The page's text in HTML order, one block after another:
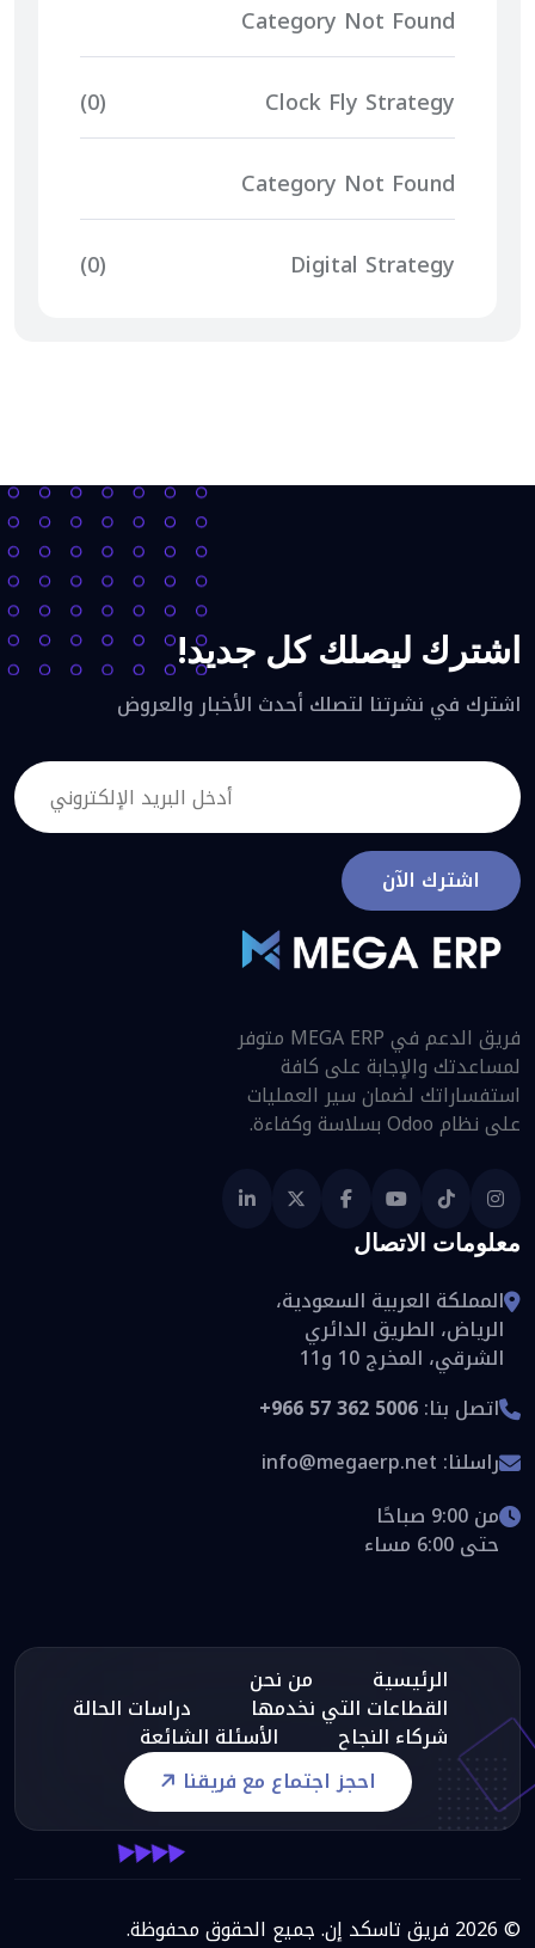
Category Not Found
Clock Fly Strategy
(0)
Category Not Found
Digital Strategy
(0)
اشترك ليصلك كل جديد!
اشترك في نشرتنا لتصلك أحدث الأخبار والعروض
اشترك الآن
فريق الدعم في MEGA ERP متوفر
لمساعدتك والإجابة على كافة
استفساراتك لضمان سير العمليات
على نظام Odoo بسلاسة وكفاءة.
معلومات الاتصال
المملكة العربية السعودية،
الرياض، الطريق الدائري
الشرقي، المخرج 10 و11
اتصل بنا:+966 57 362 5006
راسلنا: info@megaerp.net
من 9:00 صباحًا
حتى 6:00 مساء
الرئيسية من نحن
القطاعات التي نخدمها دراسات الحالة
شركاء النجاح
الأسئلة الشائعة
احجز اجتماع مع فريقنا
© 2026 فريق تاسكد إن. جميع الحقوق محفوظة.